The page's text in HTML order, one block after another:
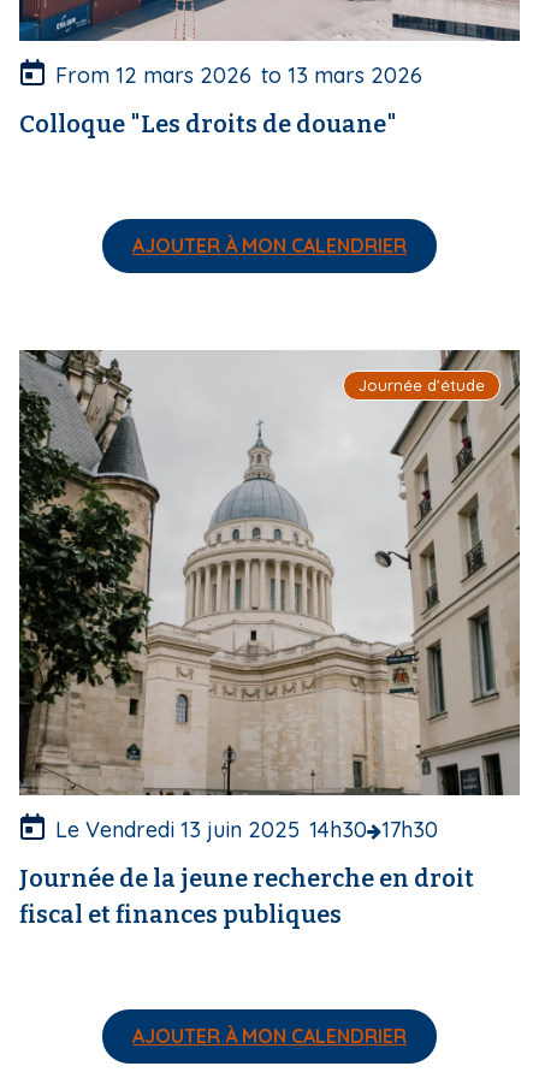
u
r
e
From 12 mars 2026 to 13 mars 2026
Colloque "Les droits de douane"
AJOUTER À MON CALENDRIER
Journée d'étude
I
m
a
g
e
d
e
c
o
u
v
e
r
u
r
e
Le Vendredi 13 juin 2025 14h30 17h30
Journée de la jeune recherche en droit
fiscal et finances publiques
AJOUTER À MON CALENDRIER